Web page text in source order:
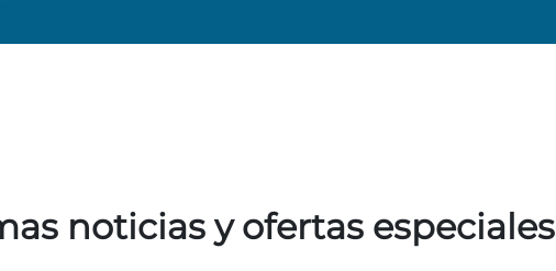
noticias y ofertas especiales